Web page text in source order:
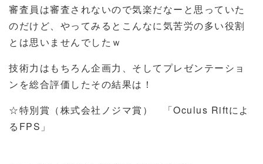
審査員は審査されないので気楽だなーと思っていた
のだけど、やってみるとこんなに気苦労の多い役割
とは思いませんでしたｗ
技術力はもちろん企画力、そしてプレゼンテーショ
ンを総合評価したその結果は！
☆特別賞（株式会社ノジマ賞） 「Oculus Riftによ
るFPS」